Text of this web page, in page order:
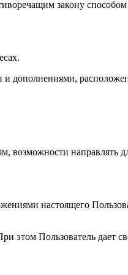
закону способом
дополнениями,
возможности направлять
настоящего
этом Пользователь дает